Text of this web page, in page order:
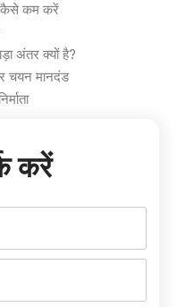
कैसे कम करें
अंतर क्यों है?
चयन मानदंड
करें